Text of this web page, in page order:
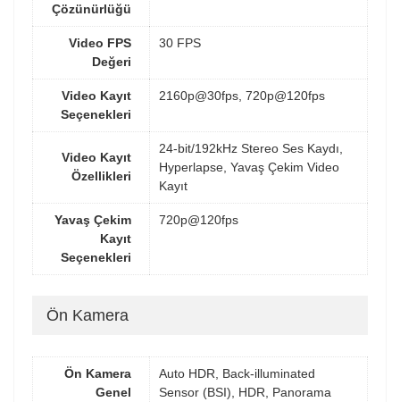
Çözünürlüğü
Video FPS
Değeri
30 FPS
Video Kayıt
Seçenekleri
2160p@30fps, 720p@120fps
Video Kayıt
Özellikleri
24-bit/192kHz Stereo Ses Kaydı,
Hyperlapse, Yavaş Çekim Video
Kayıt
Yavaş Çekim
Kayıt
Seçenekleri
720p@120fps
Ön Kamera
Ön Kamera
Genel
Auto HDR, Back-illuminated
Sensor (BSI), HDR, Panorama